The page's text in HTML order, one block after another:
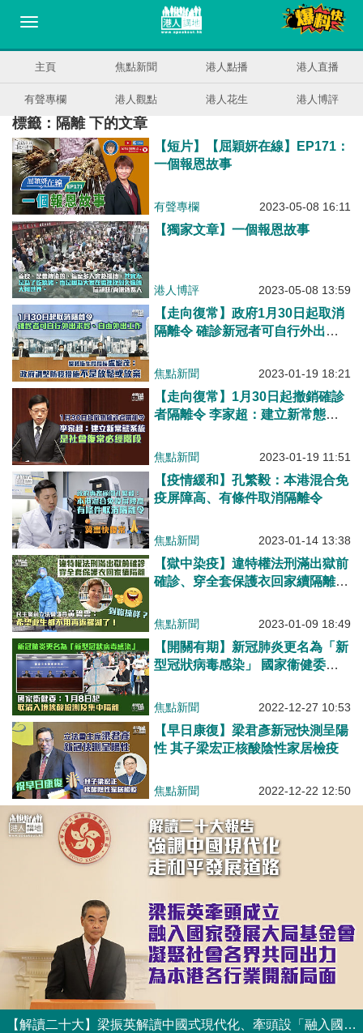
主頁 焦點新聞 港人點播 港人直播
有聲專欄 港人觀點 港人花生 港人博評
標籤：隔離 下的文章
【短片】【屈穎妍在線】EP171：
一個報恩故事
有聲專欄 2023-05-08 16:11
【獨家文章】一個報恩故事
港人博評 2023-05-08 13:59
【走向復常】政府1月30日起取消
隔離令 確診新冠者可自行外出求
焦點新聞 2023-01-19 18:21
【走向復常】1月30日起撤銷確診
者隔離令 李家超：建立新常態系
焦點新聞 2023-01-19 11:51
【疫情緩和】孔繁毅：本港混合免
疫屏障高、有條件取消隔離令
焦點新聞 2023-01-14 13:38
【獄中染疫】違特權法刑滿出獄前
確診、穿全套保護衣回家續隔離
了！
焦點新聞 2023-01-09 18:49
【開關有期】新冠肺炎更名為「新
型冠狀病毒感染」 國家衞健委：1
隔離
焦點新聞 2022-12-27 10:53
【早日康復】梁君彥新冠快測呈陽
性 其子梁宏正核酸陰性家居檢疫
焦點新聞 2022-12-22 12:50
【解讀二十大】梁振英解讀中國式現代化、牽頭設「融入國家發展大局基金會」為香港各行業尋新希望